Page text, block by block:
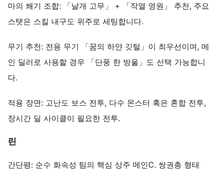
마의 쐐기 조합: 「날개 고무」 + 「작열 영원」 추천, 주요
스탯은 스킬 내구도 위주로 세팅합니다.
무기 추천: 전용 무기 「꿈의 하얀 깃털」이 최우선이며, 메
인 딜러로 사용할 경우 「단풍 한 방울」도 선택 가능합니
다.
적용 장면: 고난도 보스 전투, 다수 몬스터 혹은 혼합 전투,
장시간 딜 사이클이 필요한 전투.
린
간단평: 순수 화속성 팀의 핵심 상주 메인C. 쌍권총 형태